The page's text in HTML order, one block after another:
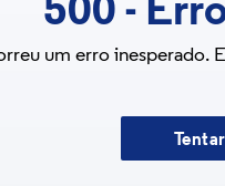
500 -
um erro inesperado.